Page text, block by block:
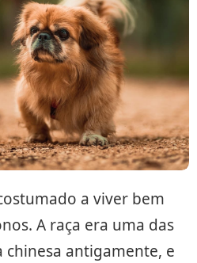
a viver bem
A raça era uma das
chinesa antigamente, e